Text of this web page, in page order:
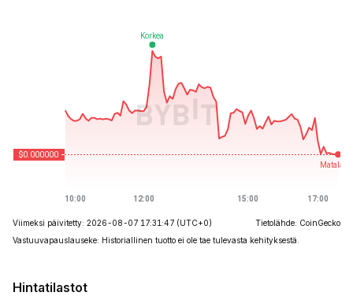
Viimeksi päivitetty: 2026-08-07 17:31:47 (UTC+0)
Tietolähde: CoinGecko
Vastuuvapauslauseke: Historiallinen tuotto ei ole tae tulevasta kehityksestä.
Hintatilastot